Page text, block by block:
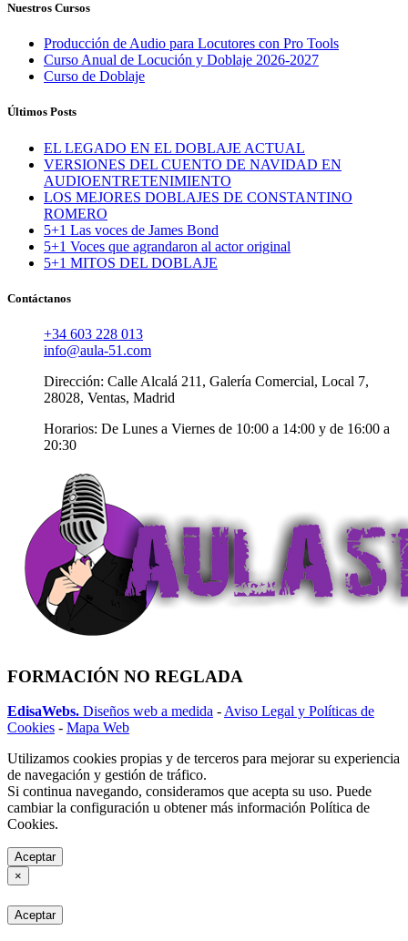
Nuestros Cursos
Producción de Audio para Locutores con Pro Tools
Curso Anual de Locución y Doblaje 2026-2027
Curso de Doblaje
Últimos Posts
EL LEGADO EN EL DOBLAJE ACTUAL
VERSIONES DEL CUENTO DE NAVIDAD EN
AUDIOENTRETENIMIENTO
LOS MEJORES DOBLAJES DE CONSTANTINO
ROMERO
5+1 Las voces de James Bond
5+1 Voces que agrandaron al actor original
5+1 MITOS DEL DOBLAJE
Contáctanos
+34 603 228 013
info@aula-51.com
Dirección: Calle Alcalá 211, Galería Comercial, Local 7,
28028, Ventas, Madrid
Horarios: De Lunes a Viernes de 10:00 a 14:00 y de 16:00 a
20:30
FORMACIÓN NO REGLADA
EdisaWebs. Diseños web a medida - Aviso Legal y Políticas de
Cookies - Mapa Web
Utilizamos cookies propias y de terceros para mejorar su experiencia
de navegación y gestión de tráfico.
Si continua navegando, consideramos que acepta su uso. Puede
cambiar la configuración u obtener más información Política de
Cookies.
Aceptar
×
Aceptar